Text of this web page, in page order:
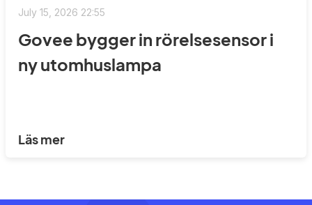
July 15, 2026 22:55
Govee bygger in rörelsesensor i
ny utomhuslampa
Läs mer